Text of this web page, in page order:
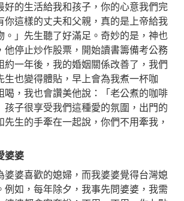
好的生活給我和孩子，你的心意我們完
你這樣的丈夫和父親，真的是上帝給我
。」先生聽了好滿足。奇妙的是，神也
他停止炒作股票，開始讀書籌備考公務
約一年後，我的婚姻關係改善了，我們
生也變得體貼，早上會為我煮一杯咖
喝，我也會讚美他說：「老公煮的咖啡
孩子很享受我們這種愛的氛圍，出門的
先生的手牽在一起說，你們不用牽我，
婆婆
婆婆喜歡的媳婦，而我婆婆覺得台灣媳
例如，每年除夕，我事先問婆婆，我需